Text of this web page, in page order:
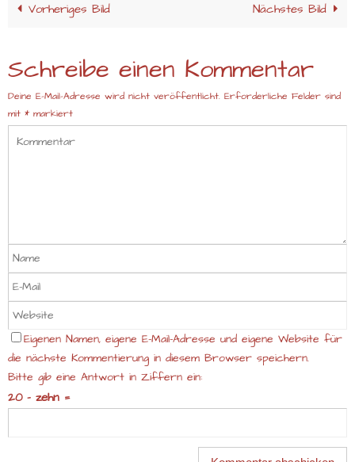
Vorheriges Bild Nächstes Bild
Schreibe einen Kommentar
Deine E-Mail-Adresse wird nicht veröffentlicht. Erforderliche Felder sind
mit * markiert
Eigenen Namen, eigene E-Mail-Adresse und eigene Website für
die nächste Kommentierung in diesem Browser speichern.
Bitte gib eine Antwort in Ziffern ein:
20 − zehn =